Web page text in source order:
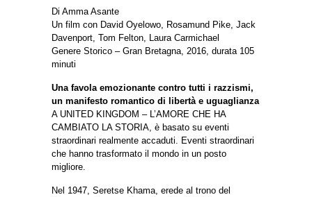
Di Amma Asante
Un film con David Oyelowo, Rosamund Pike, Jack
Davenport, Tom Felton, Laura Carmichael
Genere Storico – Gran Bretagna, 2016, durata 105
minuti
Una favola emozionante contro tutti i razzismi,
un manifesto romantico di libertà e uguaglianza
A UNITED KINGDOM – L’AMORE CHE HA
CAMBIATO LA STORIA, è basato su eventi
straordinari realmente accaduti. Eventi straordinari
che hanno trasformato il mondo in un posto
migliore.
Nel 1947, Seretse Khama, erede al trono del